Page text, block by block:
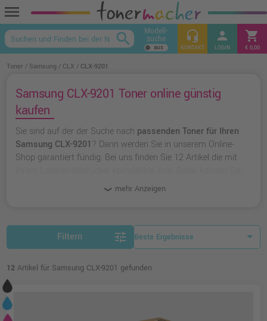
menu
keyboard_arrow_up
search Modell-
suche headset_mic
KONTAKT
person
LOGIN
shopping_cart
€ 0,00
Toner Samsung CLX CLX-9201
Samsung CLX-9201 Toner online günstig
kaufen
Sie sind auf der der Suche nach passenden Toner für Ihren
Samsung CLX-9201 ? Dann werden Sie in unserem Online-
Shop garantiert fündig. Bei uns finden Sie 12 Artikel die mit
originalen Toner von Samsung wählen oder zu
mehr Anzeigen
Filtern tune
12 Artikel für Samsung CLX-9201 gefunden